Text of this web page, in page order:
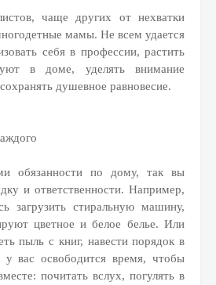
чаще других от нехватки
мамы. Не всем удается
себя в профессии, растить
уют в доме, уделять внимание
душевное равновесие.
обязанности по дому, так вы
и ответственности. Например,
загрузить стиральную машину,
цветное и белое белье. Или
пыль с книг, навести порядок в
у вас освободится время, чтобы
почитать вслух, погулять в